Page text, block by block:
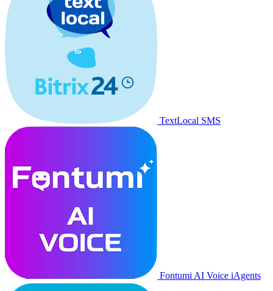
TextLocal SMS
Fontumi AI Voice iAgents